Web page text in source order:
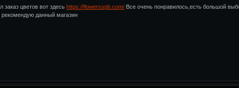
заказ цветов вот здесьhttps://flowersspb.com/ Все очень понравилось,есть большой
данный магазин